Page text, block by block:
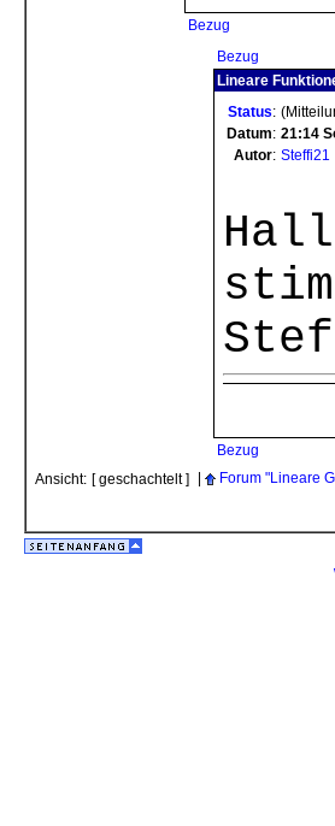
Bezug
Bezug
Lineare
Status:
Datum: 21:14
Autor: Steffi21
Bezug
Ansicht: [ geschachtelt ] Forum "Lineare